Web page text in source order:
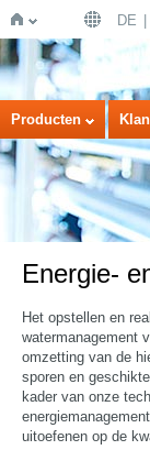
Home
DE
Producten
Energie-
Het opstellen en
watermanagement
omzetting van de
sporen en
kader van onze
uitoefenen op de